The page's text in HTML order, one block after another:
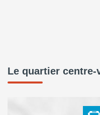
Le quartier centre-